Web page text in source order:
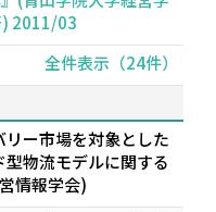
2011/03
全件表示（24件）
リー市場を対象とした
型物流モデルに関する
情報学会)